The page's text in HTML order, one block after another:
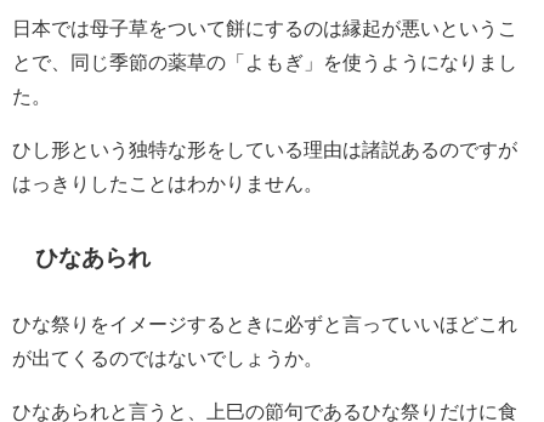
日本では母子草をついて餅にするのは縁起が悪いというこ
とで、同じ季節の薬草の「よもぎ」を使うようになりまし
た。
ひし形という独特な形をしている理由は諸説あるのですが
はっきりしたことはわかりません。
ひなあられ
ひな祭りをイメージするときに必ずと言っていいほどこれ
が出てくるのではないでしょうか。
ひなあられと言うと、上巳の節句であるひな祭りだけに食